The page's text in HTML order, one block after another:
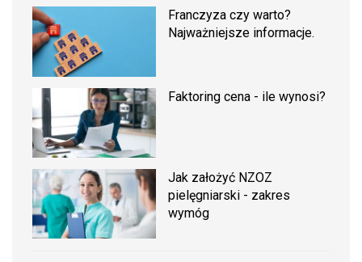
Franczyza czy warto?
Najważniejsze informacje.
Faktoring cena - ile wynosi?
Jak założyć NZOZ
pielęgniarski - zakres
wymóg